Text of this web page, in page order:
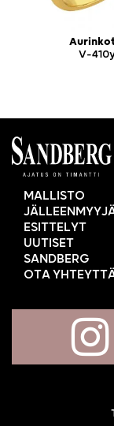
V-
MALLISTO
ESITTELYT
UUTISET
SANDBERG
OTA